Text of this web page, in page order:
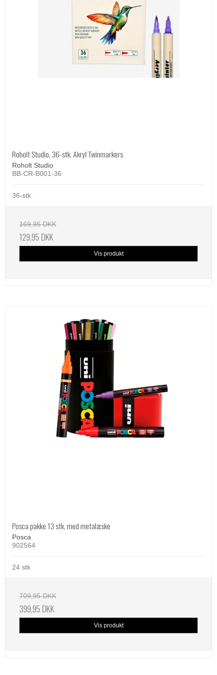
Roholt Studio, 36-stk. Akryl Twinmarkers
Roholt Studio
BB-CR-B001-36
36-stk.
169,95 DKK
129,95 DKK
Vis produkt
Posca pakke 13 stk. med metalæske
Posca
902564
24 stk
709,95 DKK
399,95 DKK
Vis produkt